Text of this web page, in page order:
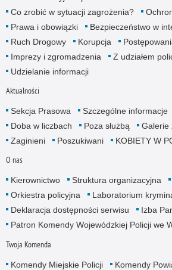
Co zrobić w sytuacji zagrożenia?
Prawa i obowiązki
Bezpieczeństwo w
Ruch Drogowy
Korupcja
Imprezy i zgromadzenia
Z udziałem
Udzielanie informacji
Aktualności
Sekcja Prasowa Szczególne informacje
Doba w liczbach
Poza służbą Galerie
Zaginieni
Poszukiwani KOBIETY W
O nas
Kierownictwo Struktura organizacyjna
Orkiestra policyjna
Laboratorium
Deklaracja dostępności serwisu
Izba
Patron Komendy Wojewódzkiej Policji we
Twoja Komenda
Komendy Miejskie Policji Komendy